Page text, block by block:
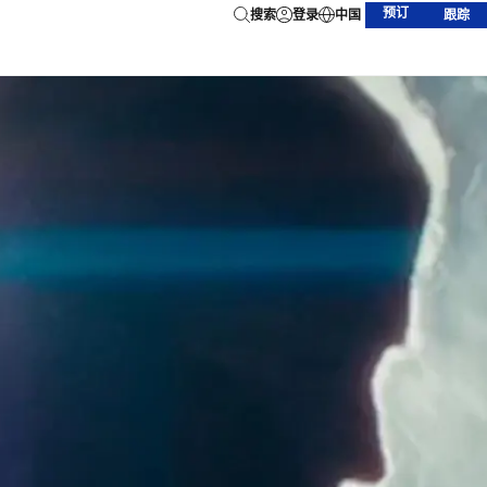
搜索 登录 中国 预订 跟踪